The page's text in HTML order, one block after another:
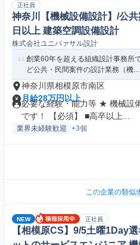
正社員
神奈川【機械設備設計】/公
日以上 建築空調設備設計
株式会社ユニバァサル設計
創業60年を超える組織設計事務所
ど公共・民間案件の設計業務（機...
神奈川県相模原市南区
月給28万円以上
必要な経験・能力等 ★ 機械設
です！ 【必須】 ■高卒以上...
業界未経験歓迎 +3個
この企業の類似
NEW 正社員
【相模原CS】9/5土曜1Day